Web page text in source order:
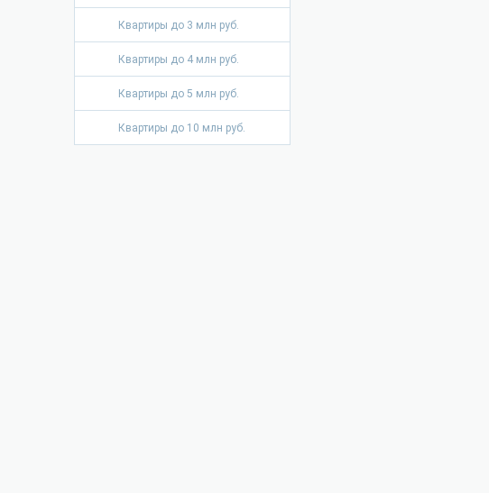
Квартиры до 3 млн руб.
Квартиры до 4 млн руб.
Квартиры до 5 млн руб.
Квартиры до 10 млн руб.